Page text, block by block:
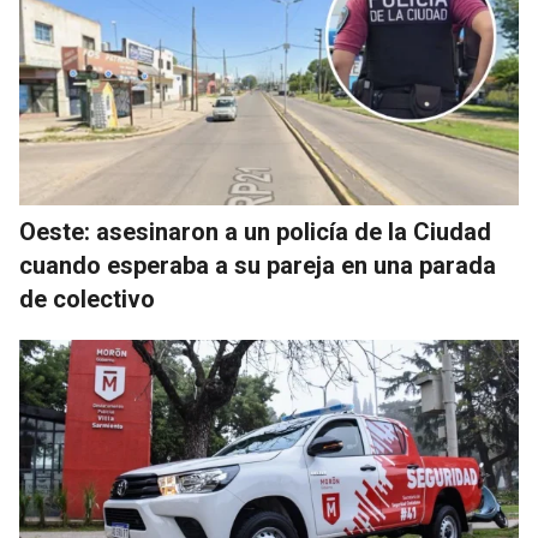
Oeste: asesinaron a un policía de la Ciudad
cuando esperaba a su pareja en una parada
de colectivo